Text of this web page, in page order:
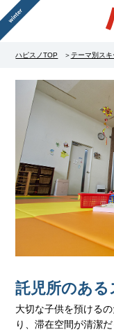
ハピスノTOP テーマ別スキ
託児所のあ
大切な子供を預ける
り、滞在空間が清潔